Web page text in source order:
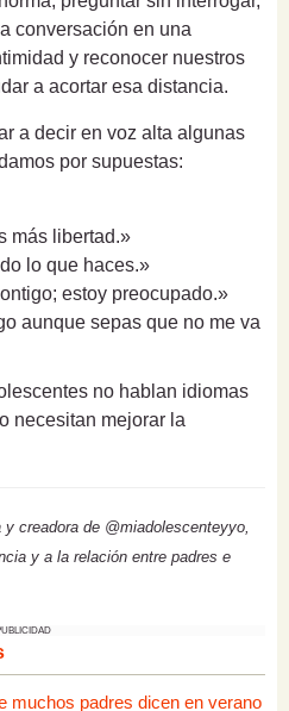
conversación en una
y reconocer nuestros
a acortar esa distancia.
a decir en voz alta algunas
por supuestas:
más libertad.»
lo que haces.»
estoy preocupado.»
aunque sepas que no me va
no hablan idiomas
necesitan mejorar la
creadora de @miadolescenteyyo,
y a la relación entre padres e
muchos padres dicen en verano